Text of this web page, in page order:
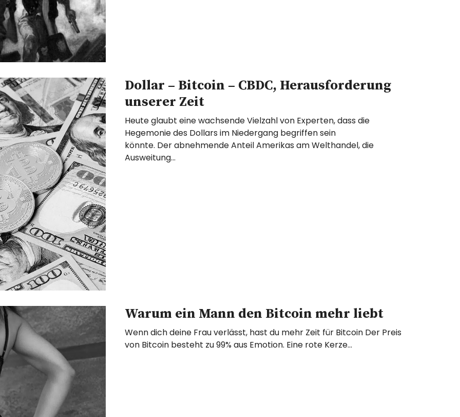
Dollar – Bitcoin – CBDC, Herausforderung
unserer Zeit
Heute glaubt eine wachsende Vielzahl von Experten, dass die
Hegemonie des Dollars im Niedergang begriffen sein
könnte. Der abnehmende Anteil Amerikas am Welthandel, die
Ausweitung…
Warum ein Mann den Bitcoin mehr liebt
Wenn dich deine Frau verlässt, hast du mehr Zeit für Bitcoin Der Preis
von Bitcoin besteht zu 99% aus Emotion. Eine rote Kerze…